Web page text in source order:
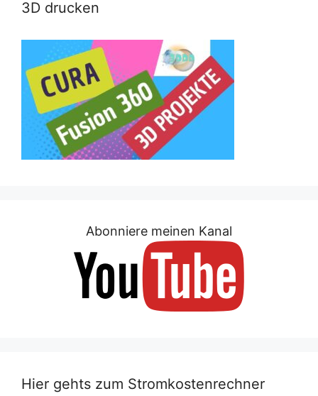
3D drucken
Abonniere meinen Kanal
Hier gehts zum Stromkostenrechner